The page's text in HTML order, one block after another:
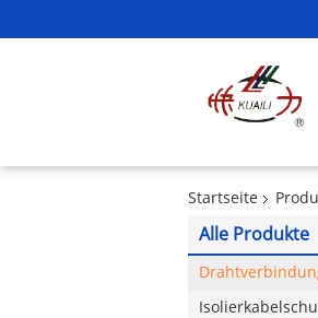
Startseite
Alle Produkte